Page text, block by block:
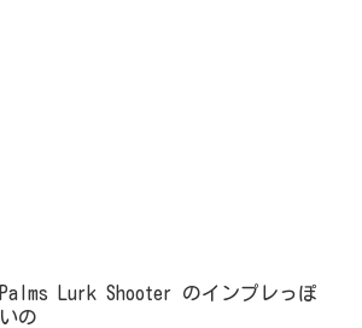
Palms Lurk Shooter のインプレっぽ
いの